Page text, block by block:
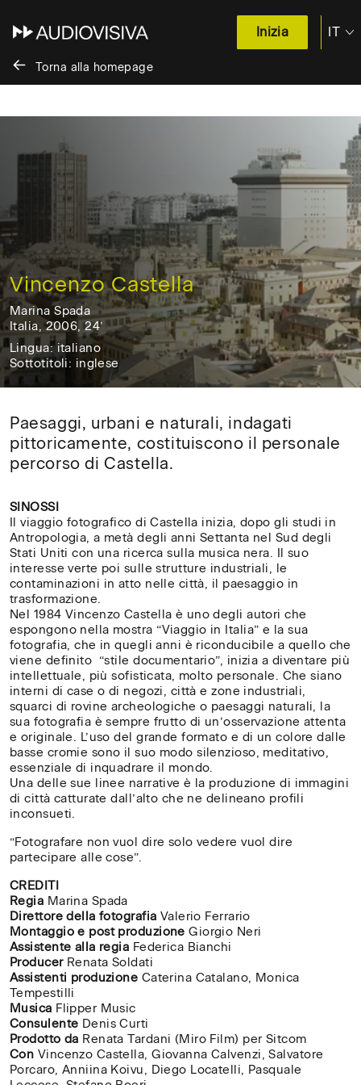
contenuto
content
Inizia IT
Torna alla homepage
Vincenzo Castella
Marina Spada
Italia, 2006, 24’
Italia,
2006,
24'
Lingua: italiano
Sottotitoli: inglese
Paesaggi,
urbani
e
indagati
pittoricamente,
costituiscono
il
personale
percorso
di
Castella.
Paesaggi, urbani e naturali, indagati
pittoricamente, costituiscono il personale
percorso di Castella.
SINOSSI
Il viaggio fotografico di Castella inizia, dopo gli studi in
Antropologia, a metà degli anni Settanta nel Sud degli
Stati Uniti con una ricerca sulla musica nera. Il suo
interesse verte poi sulle strutture industriali, le
contaminazioni in atto nelle città, il paesaggio in
trasformazione.
Nel 1984 Vincenzo Castella è uno degli autori che
espongono nella mostra “Viaggio in Italia” e la sua
fotografia, che in quegli anni è riconducibile a quello che
viene definito “stile documentario”, inizia a diventare più
intellettuale, più sofisticata, molto personale. Che siano
interni di case o di negozi, città e zone industriali,
squarci di rovine archeologiche o paesaggi naturali, la
sua fotografia è sempre frutto di un’osservazione attenta
e originale. L’uso delgrande formato e di un colore dalle
basse cromie sono il suo modo silenzioso, meditativo,
essenziale di inquadrare il mondo.
Una delle sue linee narrative è la produzione di immagini
di città catturate dall’alto che ne delineano profili
inconsueti.
“Fotografare non vuol dire solo vedere vuol dire
partecipare alle cose”.
CREDITI
Regia Marina Spada
Direttore della fotografia Valerio Ferrario
Montaggio e post produzione Giorgio Neri
Assistente alla regia Federica Bianchi
ProducerRenata Soldati
Assistenti produzione Caterina Catalano, Monica
Tempestilli
Musica Flipper Music
Consulente Denis Curti
Prodotto da Renata Tardani (Miro Film) per Sitcom
Con Vincenzo Castella, Giovanna Calvenzi, Salvatore
Porcaro, Anniina Koivu, Diego Locatelli, Pasquale